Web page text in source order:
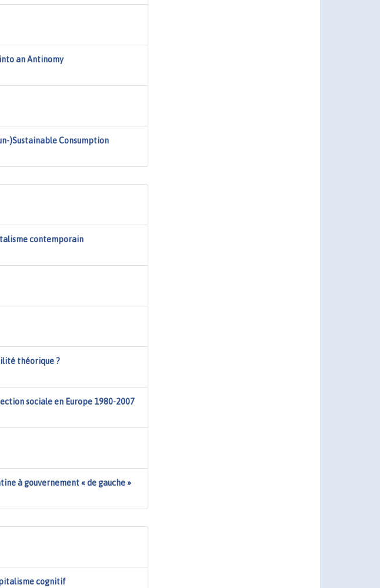
an Antinomy
)Sustainable Consumption
contemporain
théorique ?
sociale en Europe 1980-2007
à gouvernement « de gauche »
cognitif